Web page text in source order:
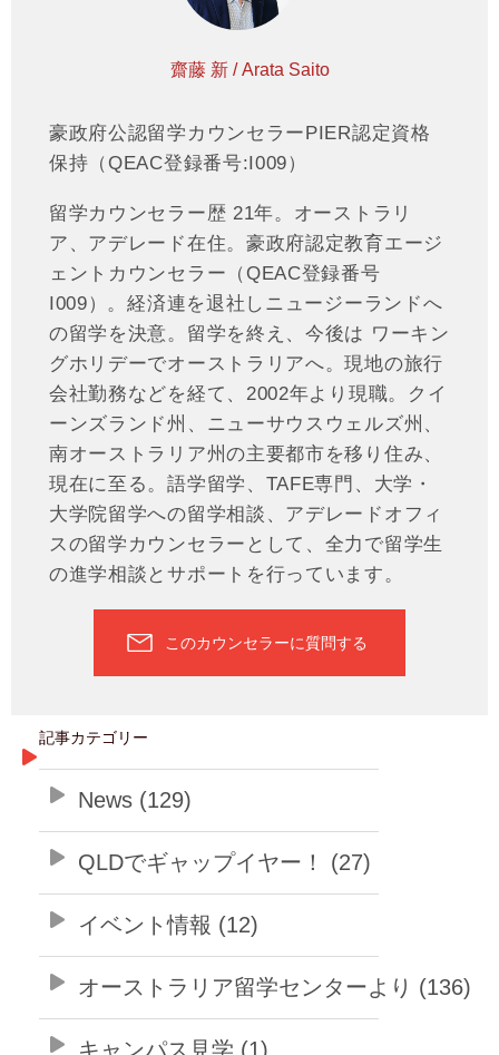
齋藤 新 / Arata Saito
豪政府公認留学カウンセラーPIER認定資格
保持（QEAC登録番号:I009）
留学カウンセラー歴 21年。オーストラリ
ア、アデレード在住。豪政府認定教育エージ
ェントカウンセラー（QEAC登録番号
I009）。経済連を退社しニュージーランドへ
の留学を決意。留学を終え、今後は ワーキン
グホリデーでオーストラリアへ。現地の旅行
会社勤務などを経て、2002年より現職。クイ
ーンズランド州、ニューサウスウェルズ州、
南オーストラリア州の主要都市を移り住み、
現在に至る。語学留学、TAFE専門、大学・
大学院留学への留学相談、アデレードオフィ
スの留学カウンセラーとして、全力で留学生
の進学相談とサポートを行っています。
このカウンセラーに質問する
記事カテゴリー
News (129)
QLDでギャップイヤー！ (27)
イベント情報 (12)
オーストラリア留学センターより (136)
キャンパス見学 (1)